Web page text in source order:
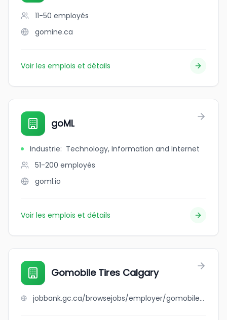
11-50 employés
gomine.ca
Voir les emplois et détails
goML
Industrie: Technology, Information and Internet
51-200 employés
goml.io
Voir les emplois et détails
Gomobile Tires Calgary
jobbank.gc.ca/browsejobs/employer/gomobile+tires+calgary/ca